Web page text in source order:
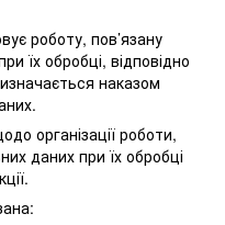
роботу, пов’язану
їх обробці, відповідно
наказом
організації роботи,
даних при їх обробці